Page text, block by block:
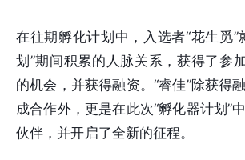
在往期孵化计划中，入选者“花生觅”
划”期间积累的人脉关系，获得了参
的机会，并获得融资。“睿佳”除获得
成合作外，更是在此次“孵化器计划”
伙伴，并开启了全新的征程。